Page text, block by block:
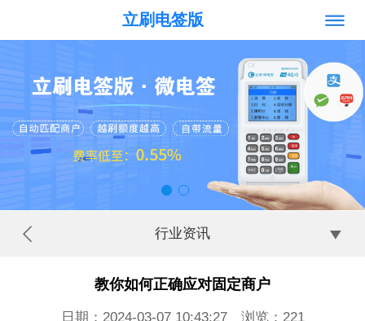
立刷电签版
行业资讯
教你如何正确应对固定商户
日期：2024-03-07 10:43:27 浏览： 221